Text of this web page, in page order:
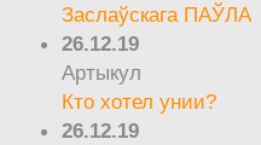
Заслаўскага ПАЎЛА
26.12.19
Артыкул
Кто хотел унии?
26.12.19